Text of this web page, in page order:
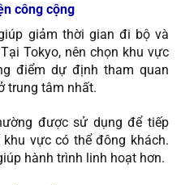
công cộng
giảm thời gian đi bộ và
Tokyo, nên chọn khu vực
điểm dự định tham quan
trung tâm nhất.
được sử dụng để tiếp
vực có thể đông khách.
hành trình linh hoạt hơn.